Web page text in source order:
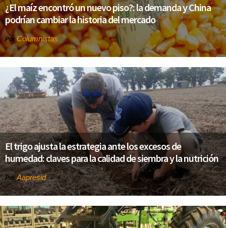
¿El maíz encontró un nuevo piso?: la demanda y China
podrían cambiar la historia del mercado
PorColumnistas
El trigo ajusta la estrategia ante los excesos de
humedad: claves para la calidad de siembra y la nutrición
PorAapresid